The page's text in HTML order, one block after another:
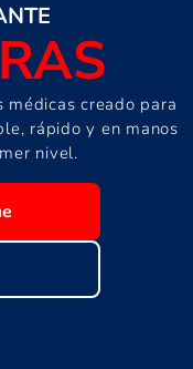
creado para
rápido y en manos
nivel.